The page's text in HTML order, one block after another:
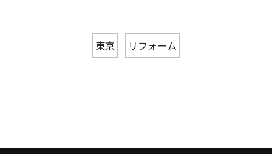
東京 リフォーム